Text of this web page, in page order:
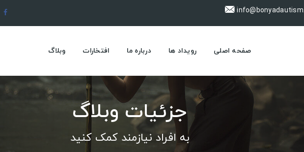
صفحه اصلی رویداد ها درباره ما افتخارات وبلاگ
جزئیات وبلاگ
به افراد نیازمند کمک کنید